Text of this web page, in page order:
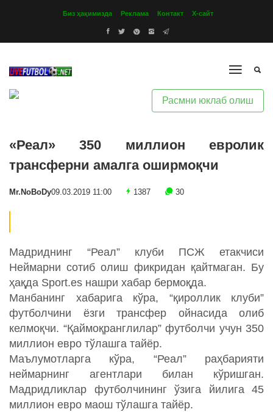
Биз ҳақимизда Реклама Контакт Х-сайт
Расмни юклаб олиш
«Реал» 350 миллион евролик
трансферни амалга оширмоқчи
Mr.NoBoDy09.03.2019 11:00 1387 30
Мадриднинг “Реал” клуби ПСЖ етакчиси
Неймарни сотиб олиш фикридан қайтмаган. Бу
ҳақда Sport.es нашри хабар бермоқда.
Манбанинг хабарига кўра, “қироллик клуби”
футболчини ёзги трансфер ойнасида олиб
келмоқчи. “Қаймоқранглилар” футболчи учун 350
миллион евро тўлашга тайёр.
Маълумотларга кўра, “Реал” раҳбарияти
неймарнинг агентлари билан кўришган.
Мадридликлар футболчининг ўзига йилига 45
миллион евро маош тўлашга тайёр.